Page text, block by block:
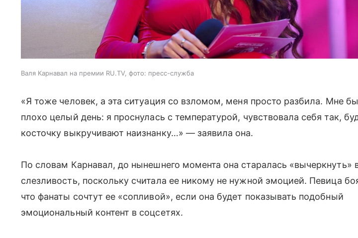
Валя Карнавал на премии RU.TV, фото: пресс-служба
«Я тоже человек, а эта ситуация со взломом, меня просто разбила. Мне
плохо целый день: я проснулась с температурой, чувствовала себя так,
косточку выкручивают наизнанку…» — заявила она.
По словам Карнавал, до нынешнего момента она старалась «вычеркнуть»
слезливость, поскольку считала ее никому не нужной эмоцией. Певица
что фанаты сочтут ее «сопливой», если она будет показывать подобный
эмоциональный контент в соцсетях.